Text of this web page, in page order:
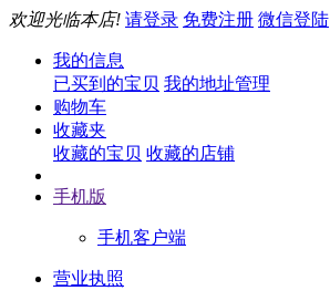
欢迎光临本店! 请登录 免费注册 微信登陆
我的信息
已买到的宝贝 我的地址管理
购物车
收藏夹
收藏的宝贝 收藏的店铺
手机版
手机客户端
营业执照